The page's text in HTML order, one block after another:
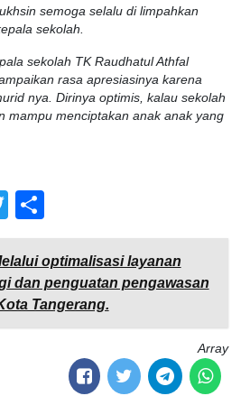
semoga selalu di limpahkan
sekolah.
sekolah TK Raudhatul Athfal
rasa apresiasinya karena
nya. Dirinya optimis, kalau sekolah
mampu menciptakan anak anak yang
Twitter
optimalisasi layanan
dan penguatan pengawasan
Tangerang.
Array